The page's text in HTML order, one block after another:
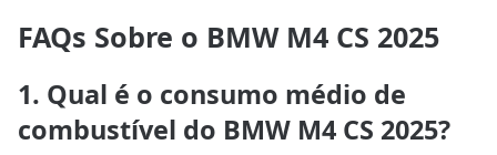
FAQs Sobre o BMW M4 CS 2025
1. Qual é o consumo médio de
combustível do BMW M4 CS 2025?